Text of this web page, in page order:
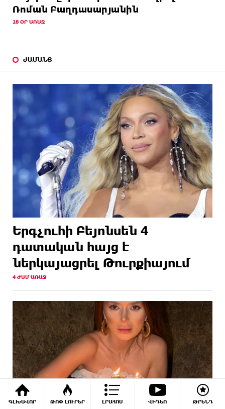
ԳԼԽԱՎՈՐ ԹՈՓ ԼՈՒՐԵՐ ԼՐԱՀՈՍ ՎԻԴԵՈ ԹՐԵՆԴ
Ռոման Բաղդասարյանին
18 ՕՐ ԱՌԱՋ
ԺԱՄԱՆՑ
Երգչուհի Բեյոնսեն ​​4
դատական հայց է
ներկայացրել Թուրքիայում
4 ԺԱՄ ԱՌԱՋ